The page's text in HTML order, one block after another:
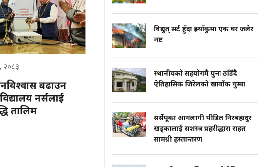
२०८३
बढाउन
नर्सलाई
तालिम
विद्युत् सर्ट हुँदा झ्याँकुमा एक घर जलेर
नष्ट
स्थानीयको सहयोगमै पुनः ठडिँदै
ऐतिहासिक जिरेलको खार्वोक गुम्बा
सर्सेपूका आगलागी पीडित निरबहादुर
खड्कालाई सशस्त्र प्रहरीद्धारा राहत
सामग्री हस्तान्तरण